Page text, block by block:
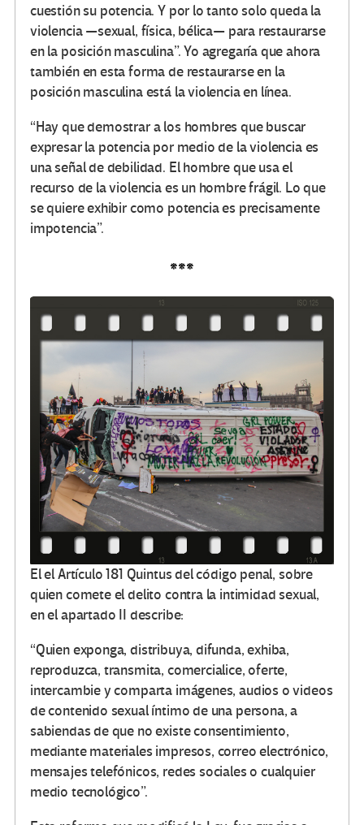
cuestión su potencia. Y por lo tanto solo queda la
violencia —sexual, física, bélica— para restaurarse
en la posición masculina”. Yo agregaría que ahora
también en esta forma de restaurarse en la
posición masculina está la violencia en línea.
“Hay que demostrar a los hombres que buscar
expresar la potencia por medio de la violencia es
una señal de debilidad. El hombre que usa el
recurso de la violencia es un hombre frágil. Lo que
se quiere exhibir como potencia es precisamente
impotencia”.
***
El el Artículo 181 Quintus del código penal, sobre
quien comete el delito contra la intimidad sexual,
en el apartado II describe:
“Quien exponga, distribuya, difunda, exhiba,
reproduzca, transmita, comercialice, oferte,
intercambie y comparta imágenes, audios o videos
de contenido sexual íntimo de una persona, a
sabiendas de que no existe consentimiento,
mediante materiales impresos, correo electrónico,
mensajes telefónicos, redes sociales o cualquier
medio tecnológico”.